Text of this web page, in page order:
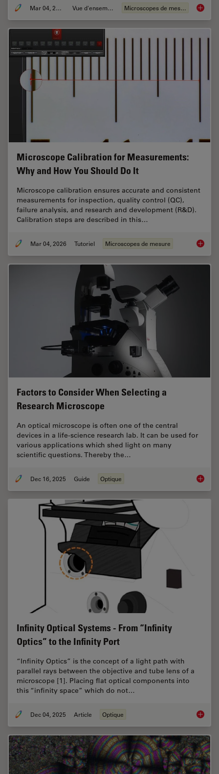
Mar 04, 2026 Vue d'ensemble Microscopes de mesure How to
Microscope Calibration for Measurements:
Why and How You Should Do It
Microscope calibration ensures accurate and consistent
measurements for inspection, quality control (QC),
failure analysis, and research and development (R&D).
Calibration steps are described in this…
Mar 04, 2026 Tutoriel Microscopes de mesure
Factors to Consider When Selecting a
Research Microscope
An optical microscope is often one of the central
devices in a life-science research lab. It can be used for
various applications which shed light on many
scientific questions. Thereby the…
Dec 16, 2025 Guide Optique Factors
Infinity Optical Systems - From “Infinity
Optics” to the Infinity Port
“Infinity Optics” is the concept of a light path with
parallel rays between the objective and tube lens of a
microscope [1]. Placing flat optical components into
this “infinity space” which do not…
Dec 04, 2025 Article Optique Infinity